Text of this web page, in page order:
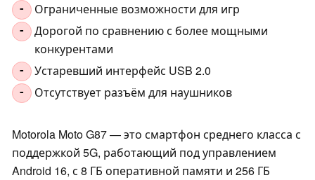
- Ограниченные возможности для игр
-
Дорогой по сравнению с более мощными
конкурентами
- Устаревший интерфейс USB 2.0
- Отсутствует разъём для наушников
Motorola Moto G87 — это смартфон среднего класса с
поддержкой 5G, работающий под управлением
Android 16, с 8 ГБ оперативной памяти и 256 ГБ